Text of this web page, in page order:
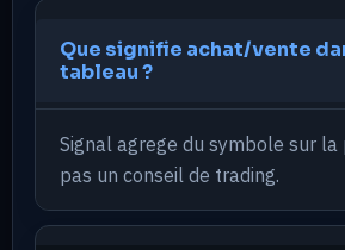
Que signifie achat/vente
tableau ?
Signal agrege du symbole sur la
pas un conseil de trading.